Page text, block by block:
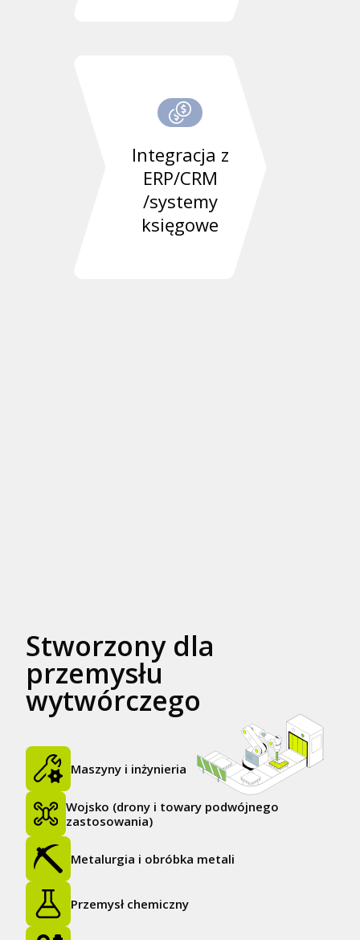
Integracja z
ERP/CRM
/systemy
księgowe
Stworzony dla
przemysłu
wytwórczego
Maszyny i inżynieria
Wojsko (drony i towary podwójnego
zastosowania)
Metalurgia i obróbka metali
Przemysł chemiczny